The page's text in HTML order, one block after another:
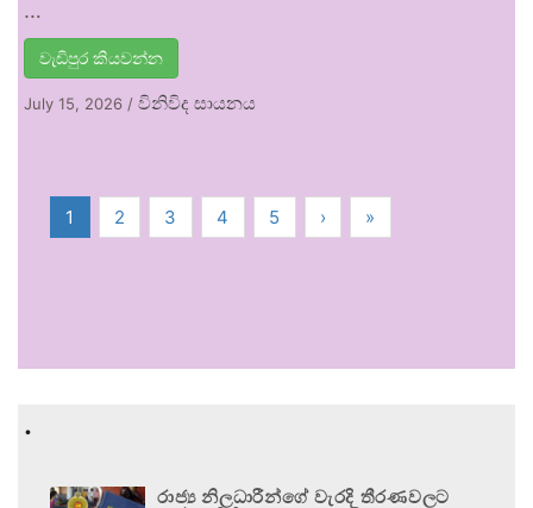
…
වැඩිපුර කියවන්න
July 15, 2026 / විනිවිද සායනය
1 2 3 4 5 › »
.
රාජ්‍ය නිලධාරීන්ගේ වැරදි තීරණවලට